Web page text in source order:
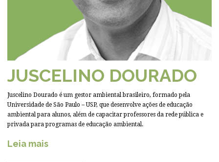
JUSCELINO DOURADO
Juscelino Dourado é um gestor ambiental brasileiro, formado pela
Universidade de São Paulo – USP, que desenvolve ações de educação
ambiental para alunos, além de capacitar professores da rede pública e
privada para programas de educação ambiental.
Leia mais